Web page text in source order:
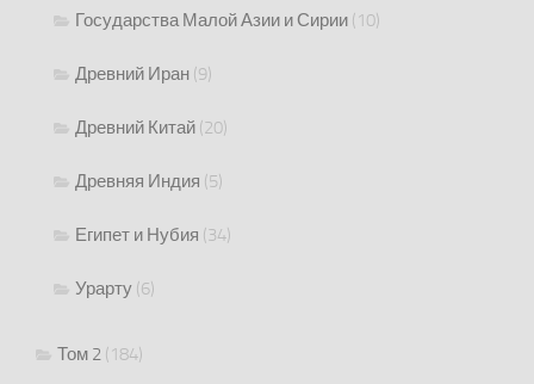
Государства Малой Азии и Сирии (10)
Древний Иран (9)
Древний Китай (20)
Древняя Индия (5)
Египет и Нубия (34)
Урарту (6)
Том 2 (184)